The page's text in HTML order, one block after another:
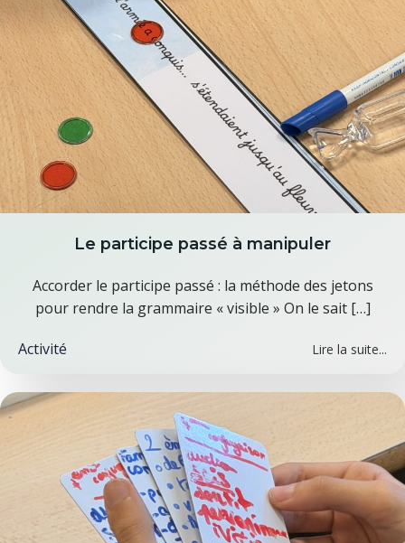
Le participe passé à manipuler
Accorder le participe passé : la méthode des jetons
pour rendre la grammaire « visible » On le sait […]
Activité Lire la suite...